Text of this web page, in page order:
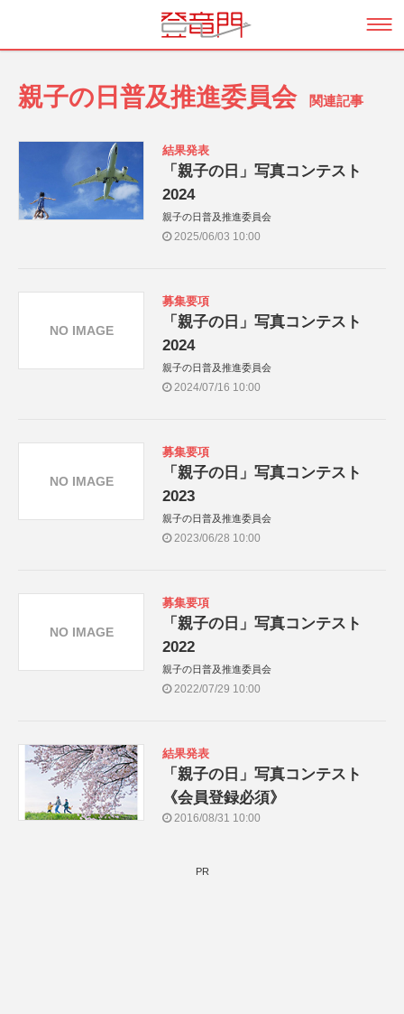
親子の日普及推進委員会 関連記事
結果発表
「親子の日」写真コンテスト
2024
親子の日普及推進委員会
2025/06/03 10:00
募集要項
「親子の日」写真コンテスト
2024
親子の日普及推進委員会
2024/07/16 10:00
NO IMAGE
募集要項
「親子の日」写真コンテスト
2023
親子の日普及推進委員会
2023/06/28 10:00
NO IMAGE
募集要項
「親子の日」写真コンテスト
2022
親子の日普及推進委員会
2022/07/29 10:00
NO IMAGE
結果発表
「親子の日」写真コンテスト
《会員登録必須》
2016/08/31 10:00
PR